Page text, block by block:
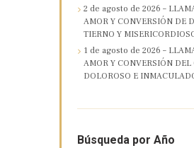
2 de agosto de 2026 –
AMOR Y CONVERSIÓN DE
TIERNO Y
1 de agosto de 2026 –
AMOR Y CONVERSIÓN
DOLOROSO E
Búsqueda por Año